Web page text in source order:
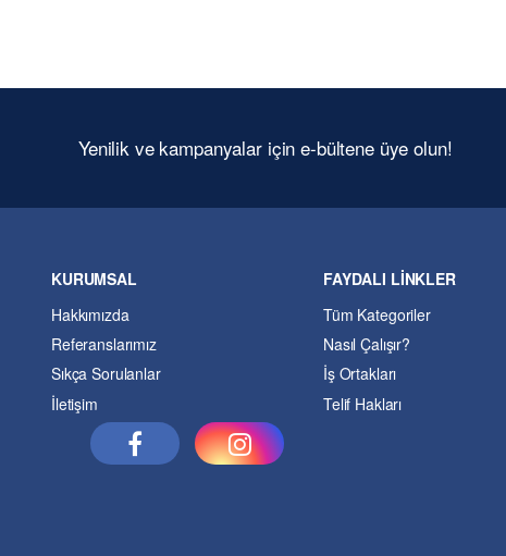
Yenilik ve kampanyalar için e-bültene üye olun!
KURUMSAL
Hakkımızda
Referanslarımız
Sıkça Sorulanlar
İletişim
FAYDALI LİNKLER
Tüm Kategoriler
Nasıl Çalışır?
İş Ortakları
Telif Hakları